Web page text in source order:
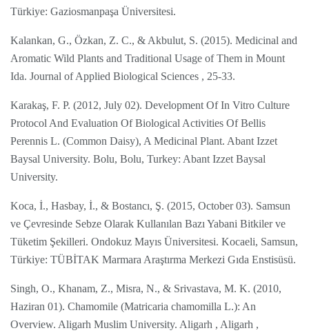
Türkiye: Gaziosmanpaşa Üniversitesi.
Kalankan, G., Özkan, Z. C., & Akbulut, S. (2015). Medicinal and
Aromatic Wild Plants and Traditional Usage of Them in Mount
Ida. Journal of Applied Biological Sciences , 25-33.
Karakaş, F. P. (2012, July 02). Development Of In Vitro Culture
Protocol And Evaluation Of Biological Activities Of Bellis
Perennis L. (Common Daisy), A Medicinal Plant. Abant Izzet
Baysal University. Bolu, Bolu, Turkey: Abant Izzet Baysal
University.
Koca, İ., Hasbay, İ., & Bostancı, Ş. (2015, October 03). Samsun
ve Çevresinde Sebze Olarak Kullanılan Bazı Yabani Bitkiler ve
Tüketim Şekilleri. Ondokuz Mayıs Üniversitesi. Kocaeli, Samsun,
Türkiye: TÜBİTAK Marmara Araştırma Merkezi Gıda Enstisüsü.
Singh, O., Khanam, Z., Misra, N., & Srivastava, M. K. (2010,
Haziran 01). Chamomile (Matricaria chamomilla L.): An
Overview. Aligarh Muslim University. Aligarh , Aligarh ,